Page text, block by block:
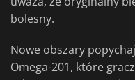
bolesny.
Nowe obszary
Omega-201, które